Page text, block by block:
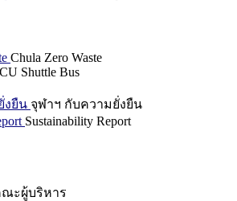
Chula Zero Waste
CU Shuttle Bus
งยืน จุฬาฯ กับความยั่งยืน
Sustainability Report
ะผู้บริหาร